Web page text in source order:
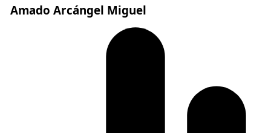
Amado Arcángel Miguel